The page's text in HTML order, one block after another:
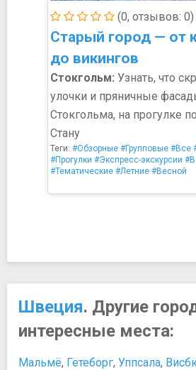
(0, отзывов: 0)
Старый город — от
до викингов
Стокгольм: Узнать, что
улочки и пряничные
Стокгольма, на прогулке
Стану
Теги: #Обзорные #Групповые #Все
#Прогулки #Экспресс-экскурсии #В
#Тематические #Летние #Весной
Швеция. Другие
интересные места:
Мальмё, Гетеборг, Уппсала,